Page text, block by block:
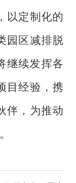
以定制化的
园区减排脱
继续发挥各
目经验，携
伴，为推动